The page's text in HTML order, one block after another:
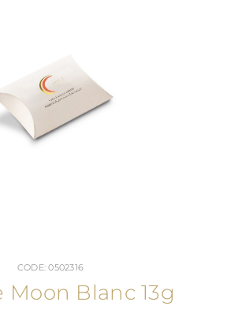
CODE: 0502316
Moon Blanc 13g